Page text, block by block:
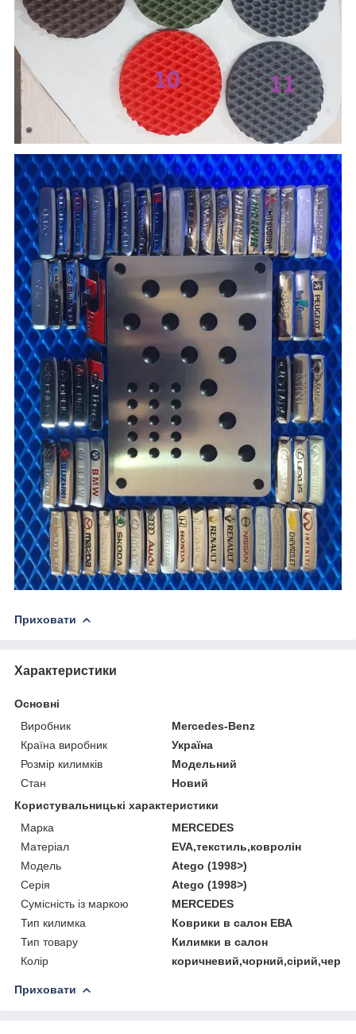
Приховати
Характеристики
Основні
Виробник
Mercedes-Benz
Країна виробник
Україна
Розмір килимків
Модельний
Стан
Новий
Користувальницькі характеристики
Марка
MERCEDES
Матеріал
EVA,текстиль,ковролін
Мoдель
Atego (1998>)
Серія
Atego (1998>)
Сумісність із маркою
MERCEDES
Тип килимка
Коврики в салон ЕВА
Тип товару
Килимки в салон
Колір
Приховати